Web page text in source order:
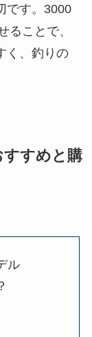
方
は、長さ、
考えると
スタンダー
がアタッ
みが良い
きです。
からプロ
えていま